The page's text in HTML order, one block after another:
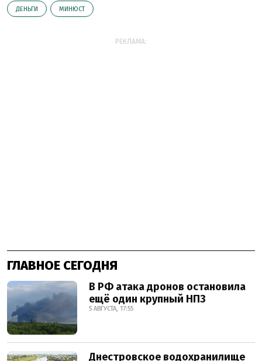
ДЕНЬГИ МИНЮСТ
РЕКЛАМА:
ГЛАВНОЕ СЕГОДНЯ
В РФ атака дронов остановила
ещё один крупный НПЗ
5 АВГУСТА, 17:55
Днестровское водохранилище